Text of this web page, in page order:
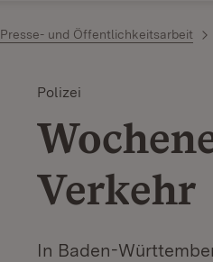
Presse- und Öffentlichkeitsarbeit
Polizei
Verkehr
In Baden-